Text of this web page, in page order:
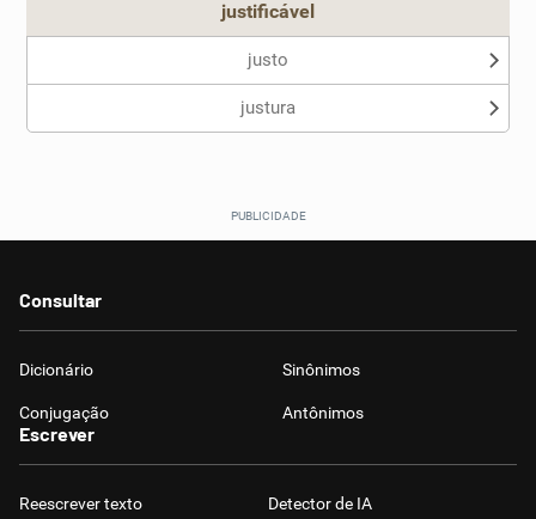
justificável
justo
justura
Consultar
Dicionário Sinônimos
Conjugação Antônimos
Escrever
Reescrever texto Detector de IA